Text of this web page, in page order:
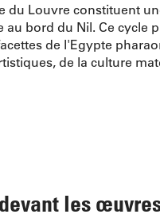
Louvre constituent
bord du Nil. Ce
de l'Egypte
de la culture
les